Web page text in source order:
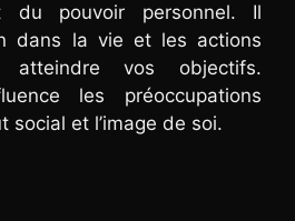
du pouvoir personnel. Il
dans la vie et les actions
atteindre vos objectifs.
les préoccupations
social et l’image de soi.